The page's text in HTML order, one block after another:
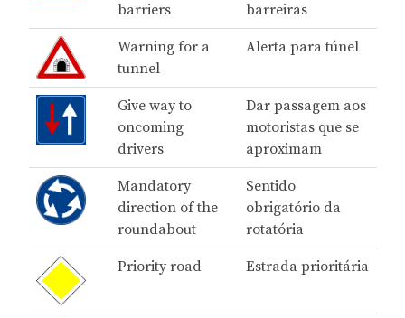
barriers
barreiras
Warning for a
tunnel
Alerta para túnel
Give way to
oncoming
drivers
Dar passagem aos
motoristas que se
aproximam
Mandatory
direction of the
roundabout
Sentido
obrigatório da
rotatória
Priority road Estrada prioritária